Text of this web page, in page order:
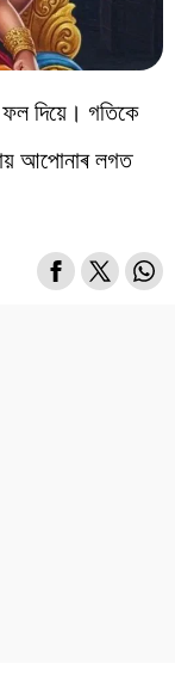
দিয়ে। গতিকে
আপোনাৰ লগত